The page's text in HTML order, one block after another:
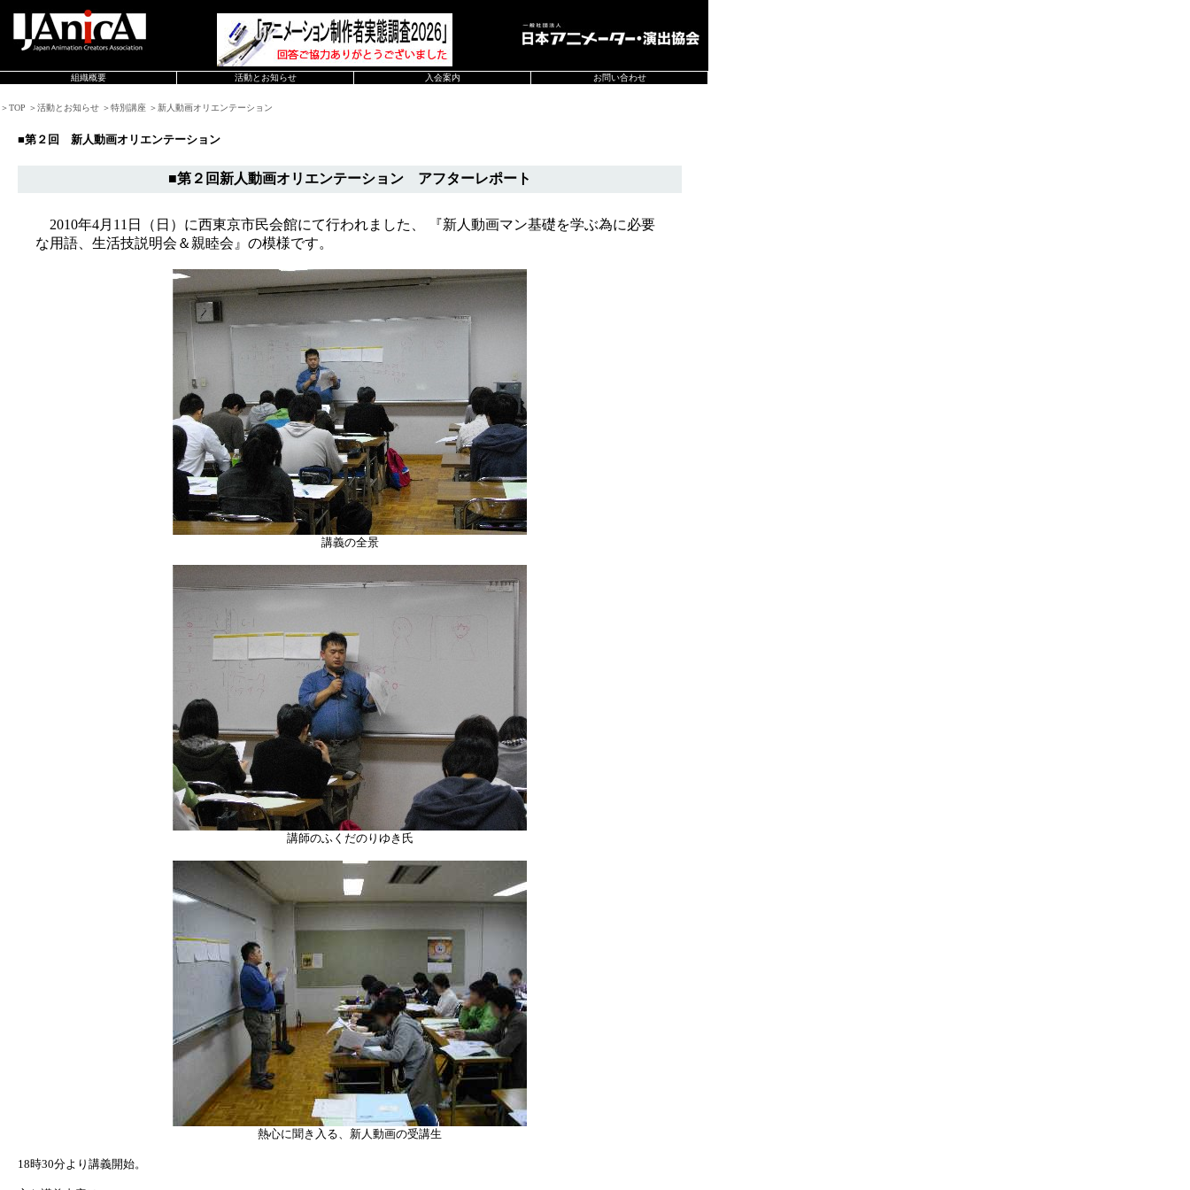
組織概要 活動とお知らせ 入会案内 お問い合わせ
＞TOP ＞活動とお知らせ ＞特別講座 ＞新人動画オリエンテーション
■第２回 新人動画オリエンテーション
■第２回新人動画オリエンテーション アフターレポート
2010年4月11日（日）に西東京市民会館にて行われました、 『新人動画マン基礎を学ぶ為に必要
な用語、生活技説明会＆親睦会』の模様です。
講義の全景
講師のふくだのりゆき氏
熱心に聞き入る、新人動画の受講生
18時30分より講義開始。